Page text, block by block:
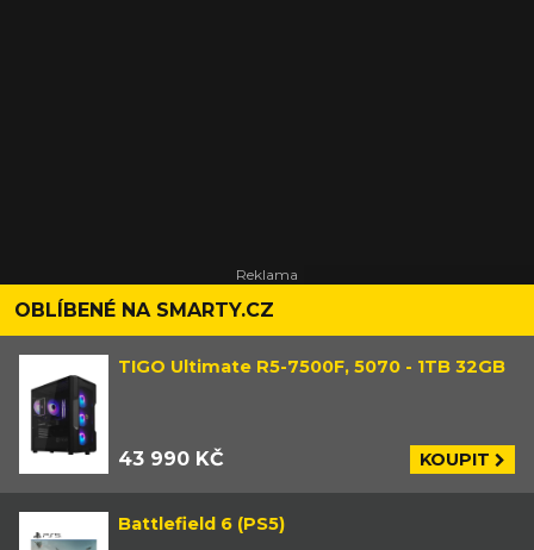
OBLÍBENÉ NA SMARTY.CZ
TIGO Ultimate R5-7500F, 5070 - 1TB 32GB
43 990 KČ KOUPIT
Battlefield 6 (PS5)